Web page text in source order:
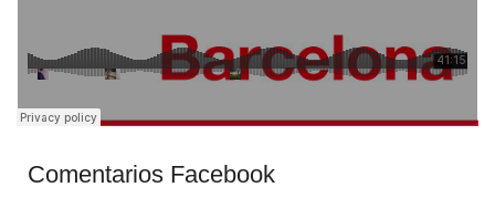
Comentarios Facebook